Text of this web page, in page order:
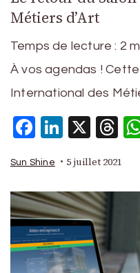
Métiers d’Art
Temps de lecture : 2
À vos agendas !
International des
Facebook
X
Sun Shine 5 juillet 2021